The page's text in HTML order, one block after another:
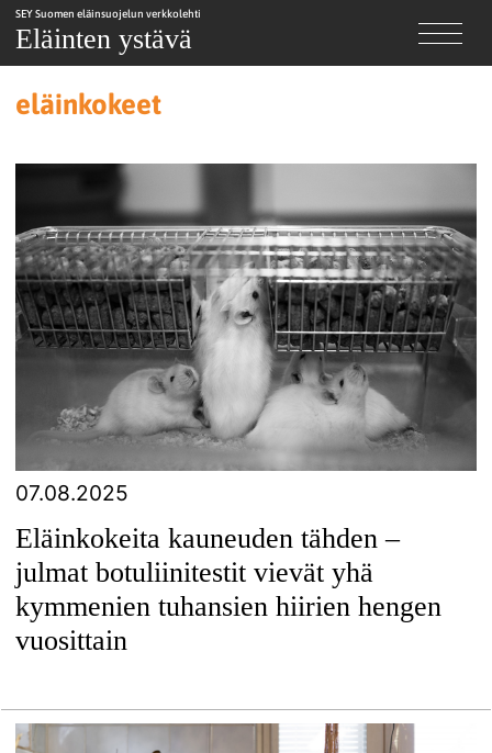
SEY Suomen eläinsuojelun verkkolehti
Eläinten ystävä
eläinkokeet
07.08.2025
Eläinkokeita kauneuden tähden –
julmat botuliinitestit vievät yhä
kymmenien tuhansien hiirien hengen
vuosittain